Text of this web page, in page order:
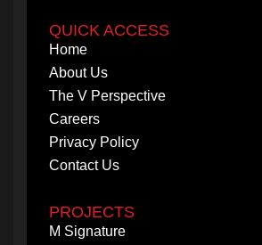
QUICK ACCESS
Home
About Us
The V Perspective
Careers
Privacy Policy
Contact Us
PROJECTS
M Signature
Privacy Policy
PROJECTS